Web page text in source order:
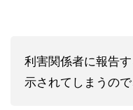
利害関係者に報告
示されてしまうの